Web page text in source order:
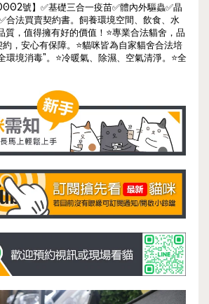
號】✅基礎三合一疫苗✅體內外驅蟲✅晶
合法買賣契約書。飼養環境空間、飲食、水
質，值得擁有好的價值！⭐️專業合法貓舍，品
，安心有保障。⭐️貓咪皆為自家貓舍合法培
環境消毒"。⭐️冷暖氣、除濕、空氣清淨。⭐️全